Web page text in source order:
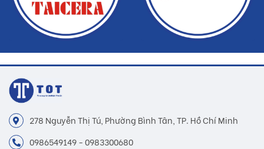
278 Nguyễn Thị Tú, Phường Bình Tân, TP. Hồ Chí Minh
0986549149 - 0983300680